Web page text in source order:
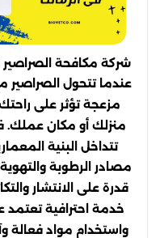
شركة مكافحة
عندما تتحول الصراصير
مزعجة تؤثر على
منزلك أو مكان عملك.
تتداخل البنية
مصادر الرطوبة
قدرة على الانتشار
خدمة احترافية
واستخدام مواد